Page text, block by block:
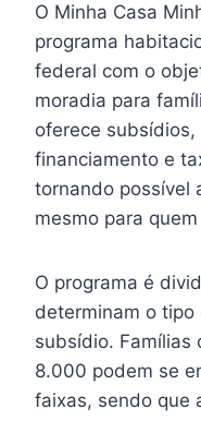
O Minha Casa
programa
federal com o
moradia para
oferece
financiamento e
tornando possível
mesmo para
O programa é
determinam o
subsídio. Famílias
8.000 podem se
faixas, sendo que